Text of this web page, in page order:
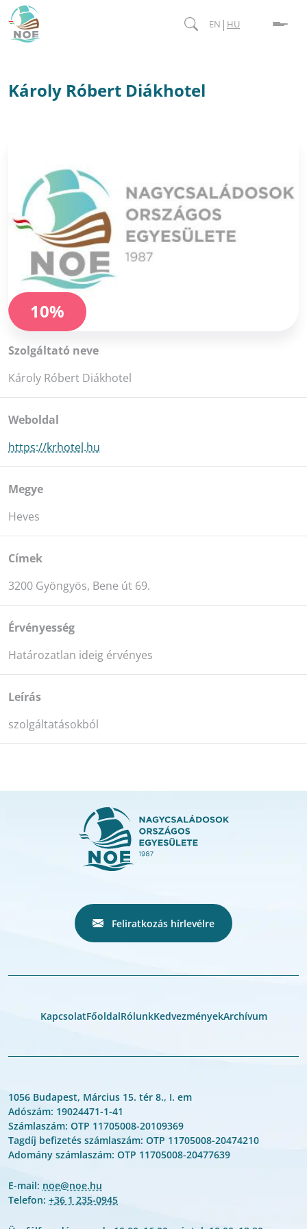
EN | HU
Károly Róbert Diákhotel
10%
Szolgáltató neve
Károly Róbert Diákhotel
Weboldal
https://krhotel.hu
Megye
Heves
Címek
3200 Gyöngyös, Bene út 69.
Érvényesség
Határozatlan ideig érvényes
Leírás
szolgáltatásokból
Feliratkozás hírlevélre
KapcsolatFőoldalRólunkKedvezményekArchívum
1056 Budapest, Március 15. tér 8., I. em
Adószám: 19024471-1-41
Számlaszám: OTP 11705008-20109369
Tagdíj befizetés számlaszám: OTP 11705008-20474210
Adomány számlaszám: OTP 11705008-20477639
E-mail: noe@noe.hu
Telefon: +36 1 235-0945